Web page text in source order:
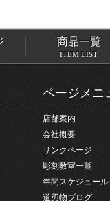
商品一覧
ITEM LIST
ページメニ
店舗案内
会社概要
リンクページ
彫刻教室一覧
年間スケジュール
道刃物ブログ